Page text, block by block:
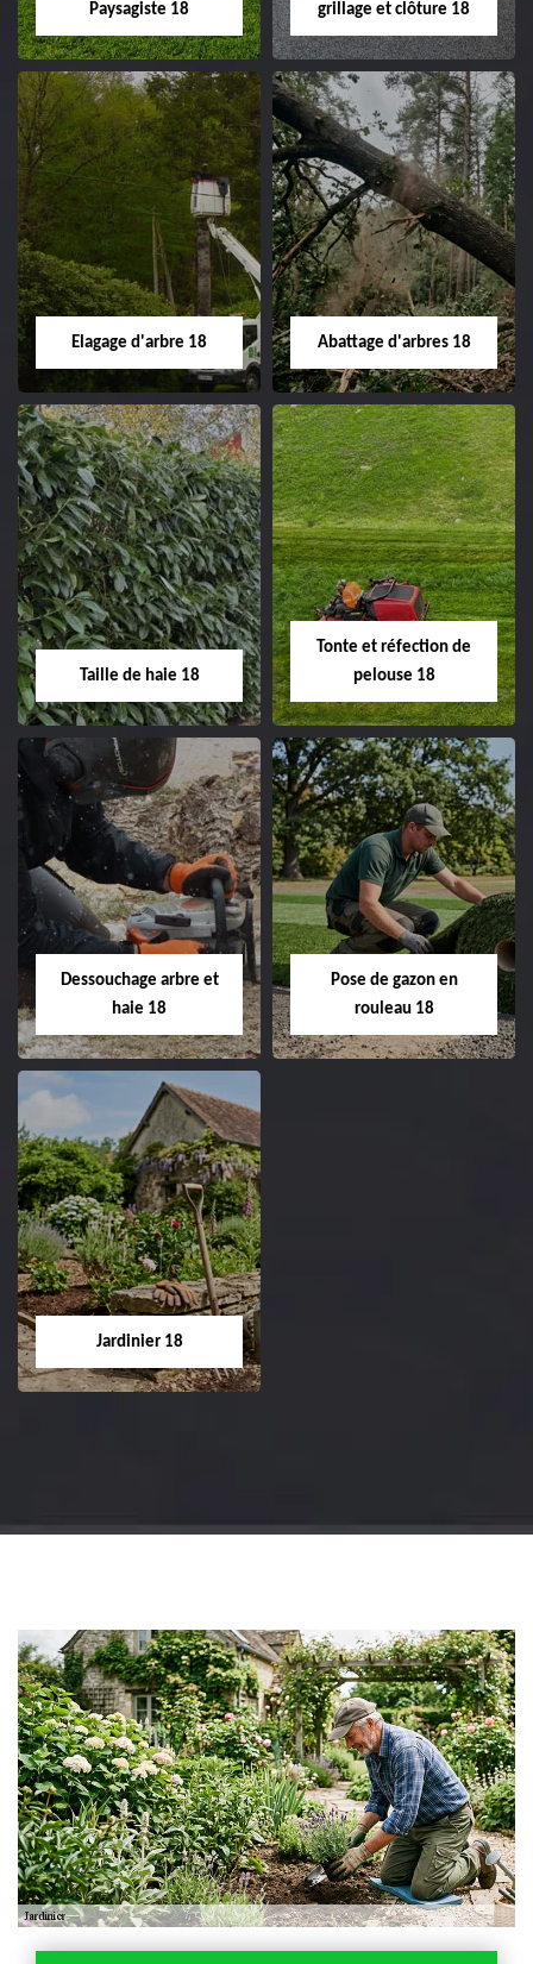
Paysagiste 18
Paysagiste 18
Artisan paysagiste 18
Cher tel: 02.52.56.49.40
grillage et clôture 18
Pose et
changement
grillage et clôture
18
Spécialiste en pose et
changement grillage et
clôture 18 Cher tel:
02.52.56.49.40
Elagage d'arbre 18
Elagage d'arbre 18
Entreprise élagage
d'arbre 18 Cher tel:
02.52.56.49.40
Abattage d'arbres 18
Abattage d'arbres
18
Entreprise abattage
Taille de haie 18
Taille de haie 18
Entreprise taille de haie
18 Cher tel:
02.52.56.49.40
Tonte et réfection de
pelouse 18
Tonte et réfection
de pelouse 18
Entreprise tonte et
Cher tel: 02.52.56.49.40
Dessouchage arbre et
haie 18
Dessouchage arbre
et haie 18
Entreprise dessouchage
arbre et haie 18 Cher
Pose de gazon en
rouleau 18
Jardinier 18